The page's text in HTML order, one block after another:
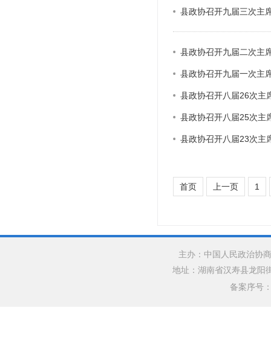
县政协召开九届三次主
县政协召开九届二次主
县政协召开九届一次主
县政协召开八届26次主
县政协召开八届25次主
县政协召开八届23次主
首页 上一页 1
主办：中国人民政治协
地址：湖南省汉寿县龙
备案序号